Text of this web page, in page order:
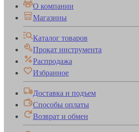
О компании
Магазины
Каталог товаров
Прокат инструмента
Распродажа
Избранное
Доставка и подъем
Способы оплаты
Возврат и обмен